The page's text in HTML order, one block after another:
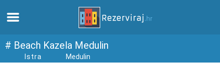
Domov
# Beach Kazela Medulin
Istra Medulin